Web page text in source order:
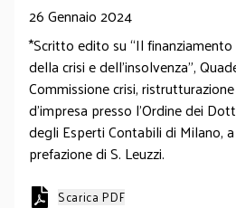
26 Gennaio 2024
*Scritto edito su “Il
della crisi e dell’insolvenza”,
Commissione crisi,
d’impresa presso l’Ordine dei
degli Esperti Contabili di Milano,
prefazione di S. Leuzzi.
Scarica PDF